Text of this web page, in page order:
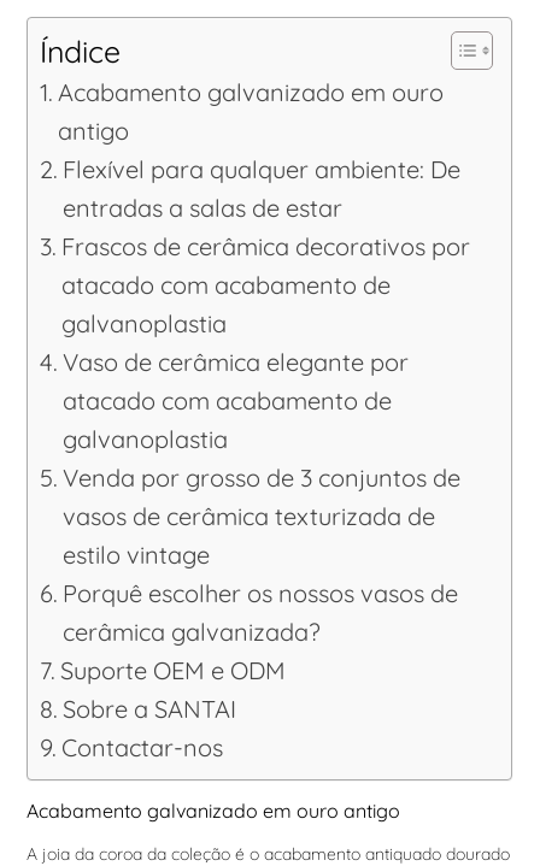
Índice
Acabamento galvanizado em ouro
antigo
Flexível para qualquer ambiente: De
entradas a salas de estar
Frascos de cerâmica decorativos por
atacado com acabamento de
galvanoplastia
Vaso de cerâmica elegante por
atacado com acabamento de
galvanoplastia
Venda por grosso de 3 conjuntos de
vasos de cerâmica texturizada de
estilo vintage
Porquê escolher os nossos vasos de
cerâmica galvanizada?
Suporte OEM e ODM
Sobre a SANTAI
Contactar-nos
Acabamento galvanizado em ouro antigo
A joia da coroa da coleção é o acabamento antiquado dourado